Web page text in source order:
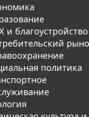
и благоустройство
политика